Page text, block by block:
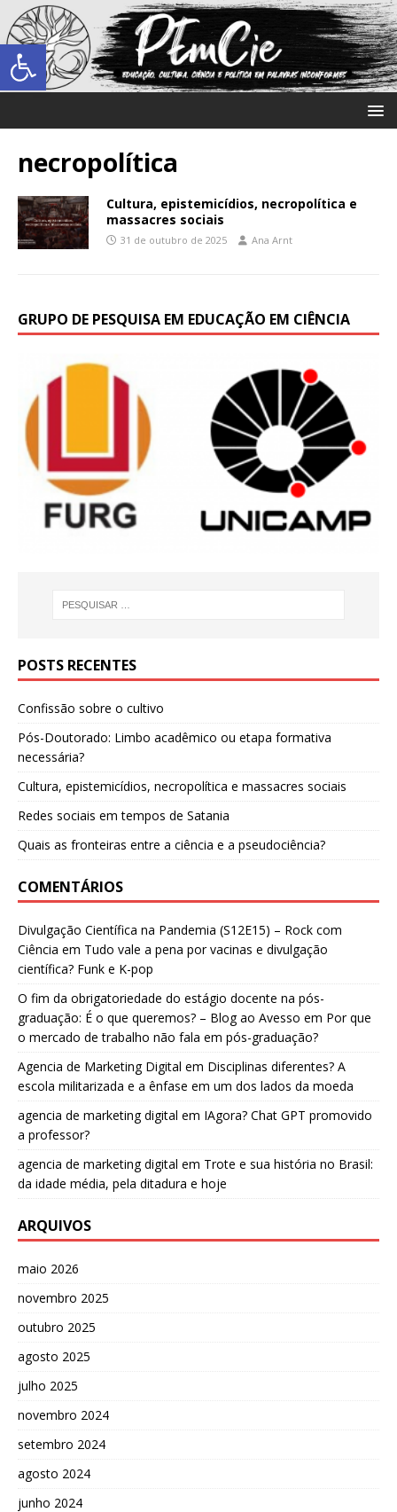
Abrir a barra de ferramentas
necropolítica
Cultura, epistemicídios, necropolítica e
massacres sociais
31 de outubro de 2025 Ana Arnt
GRUPO DE PESQUISA EM EDUCAÇÃO EM CIÊNCIA
POSTS RECENTES
Confissão sobre o cultivo
Pós-Doutorado: Limbo acadêmico ou etapa formativa
necessária?
Cultura, epistemicídios, necropolítica e massacres sociais
Redes sociais em tempos de Satania
Quais as fronteiras entre a ciência e a pseudociência?
COMENTÁRIOS
Divulgação Científica na Pandemia (S12E15) – Rock com
Ciência em Tudo vale a pena por vacinas e divulgação
científica? Funk e K-pop
O fim da obrigatoriedade do estágio docente na pós-
graduação: É o que queremos? – Blog ao Avesso em Por que
o mercado de trabalho não fala em pós-graduação?
Agencia de Marketing Digital em Disciplinas diferentes? A
escola militarizada e a ênfase em um dos lados da moeda
agencia de marketing digital em IAgora? Chat GPT promovido
a professor?
agencia de marketing digital em Trote e sua história no Brasil:
da idade média, pela ditadura e hoje
ARQUIVOS
maio 2026
novembro 2025
outubro 2025
agosto 2025
julho 2025
novembro 2024
setembro 2024
agosto 2024
junho 2024